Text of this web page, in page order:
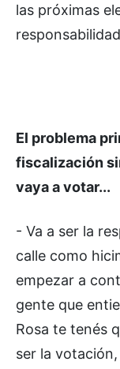
las próximas
El problema
fiscalización
vaya a votar...
- Va a ser la
calle como
empezar a
gente que
Rosa te tenés
ser la